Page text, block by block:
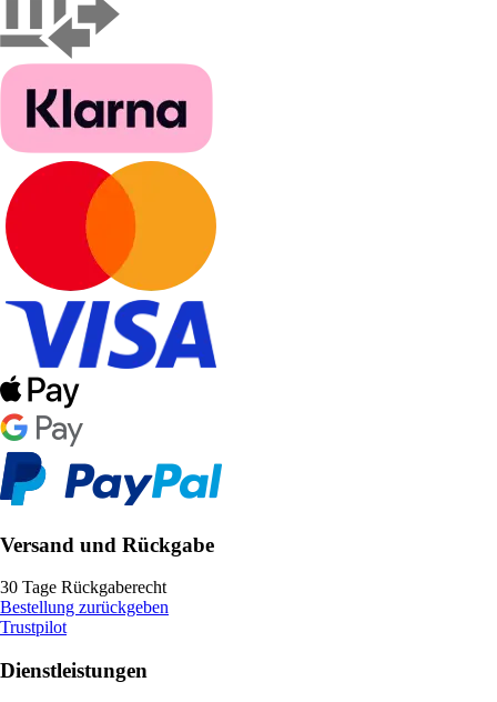
Versand und Rückgabe
30 Tage Rückgaberecht
Bestellung zurückgeben
Trustpilot
Dienstleistungen